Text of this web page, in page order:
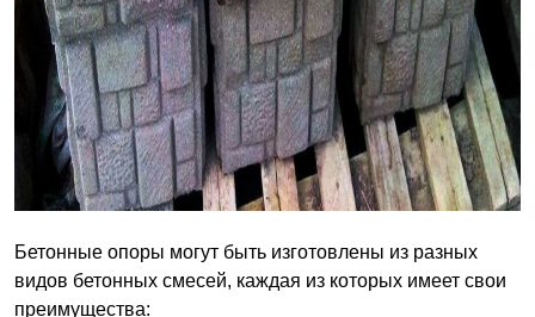
Бетонные опоры могут быть изготовлены из разных
видов бетонных смесей, каждая из которых имеет свои
преимущества: